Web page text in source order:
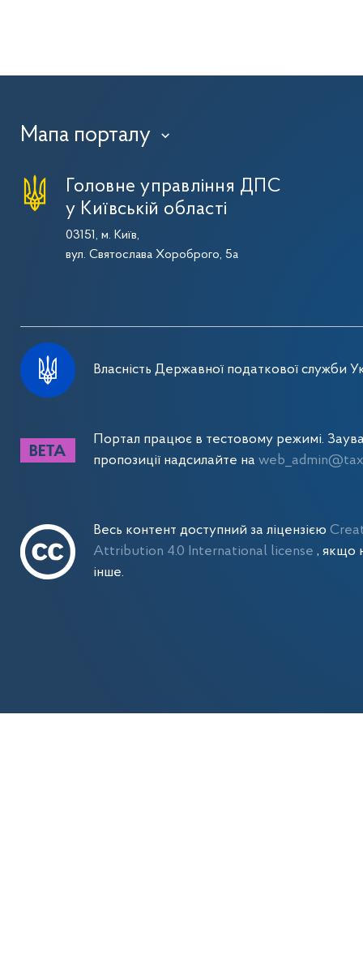
Мапа порталу ›
Головне управління ДПС
у Київській області
03151, м. Київ,
вул. Святослава Хороброго, 5а
Власність Державної податкової служби
Портал працює в тестовому режимі.
пропозиції надсилайте на
Весь контент доступний за ліцензією
Attribution 4.0 International license , якщо
інше.